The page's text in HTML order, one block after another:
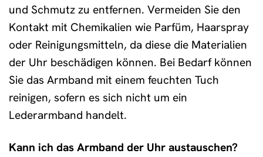
und Schmutz zu entfernen. Vermeiden Sie den
Kontakt mit Chemikalien wie Parfüm, Haarspray
oder Reinigungsmitteln, da diese die Materialien
der Uhr beschädigen können. Bei Bedarf können
Sie das Armband mit einem feuchten Tuch
reinigen, sofern es sich nicht um ein
Lederarmband handelt.
Kann ich das Armband der Uhr austauschen?